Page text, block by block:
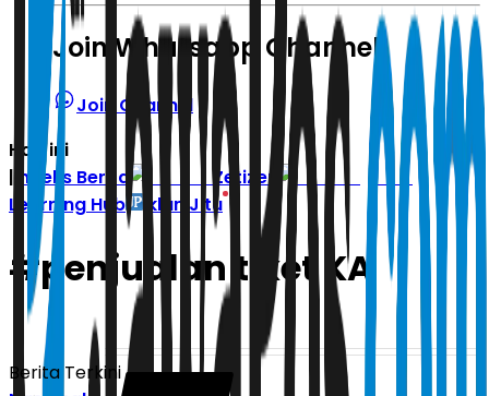
Join Whatsapp Channel
Join Channel
Hari ini
| Indeks Berita
Zetizen
Learning Hub
Iklan Jitu
#penjualan tiket KA
Berita Terkini